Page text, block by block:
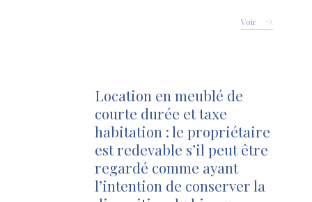
Voir
Location en meublé de
courte durée et taxe
habitation : le propriétaire
est redevable s’il peut être
regardé comme ayant
l’intention de conserver la